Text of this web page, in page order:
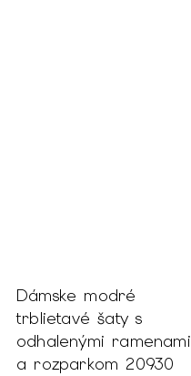
Dámske modré
trblietavé šaty s
odhalenými ramenami
a rozparkom 20930